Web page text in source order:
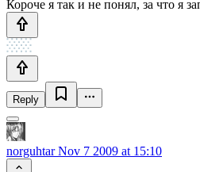
Короче я так и не понял, за что я
Reply
norguhtarNov 7 2009 at 15:10